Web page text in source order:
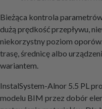
Bieżąca kontrola
dużą prędkość przepływu,
niekorzystny poziom
trasę, średnicę albo
wariantem.
InstalSystem-Alnor 5.5 PL
modelu BIM przez dobór